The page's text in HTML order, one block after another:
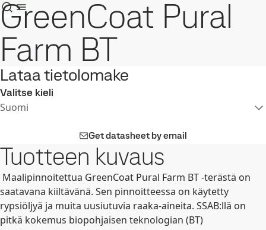
GreenCoat Pural
Farm BT
Lataa tietolomake
Valitse kieli
Suomi
Get datasheet by email
Tuotteen kuvaus
Maalipinnoitettua GreenCoat Pural Farm BT -terästä on
saatavana kiiltävänä. Sen pinnoitteessa on käytetty
rypsiöljyä ja muita uusiutuvia raaka-aineita. SSAB:llä on
pitkä kokemus biopohjaisen teknologian (BT)